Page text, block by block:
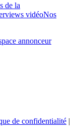
de la
vidéoNos
annonceur
de confidentialité |